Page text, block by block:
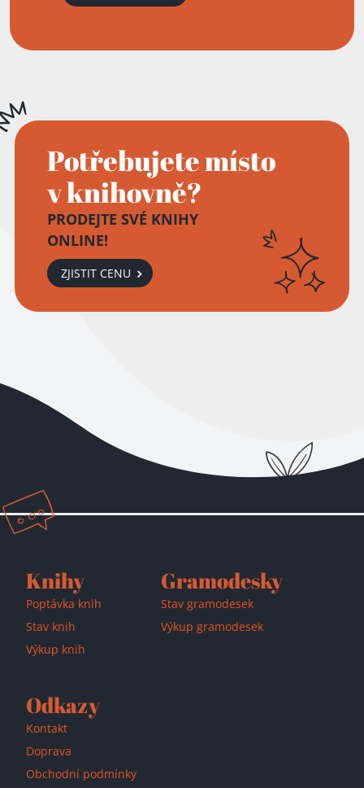
Potřebujete místo
v knihovně?
PRODEJTE SVÉ KNIHY
ONLINE!
ZJISTIT CENU
Přidáno do košíku!
Knihy
Poptávka knih
Stav knih
Výkup knih
Gramodesky
Stav gramodesek
Výkup gramodesek
Odkazy
Kontakt
Doprava
Obchodní podmínky